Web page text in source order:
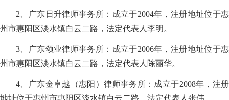
2、广东日升律师事务所：成立于2004年，注册地址位于惠
州市惠阳区淡水镇白云二路，法定代表人李明。
3、广东颂业律师事务所：成立于2006年，注册地址位于惠
州市惠阳区淡水镇白云二路，法定代表人陈丽华。
4、广东金卓越（惠阳）律师事务所：成立于2008年，注册